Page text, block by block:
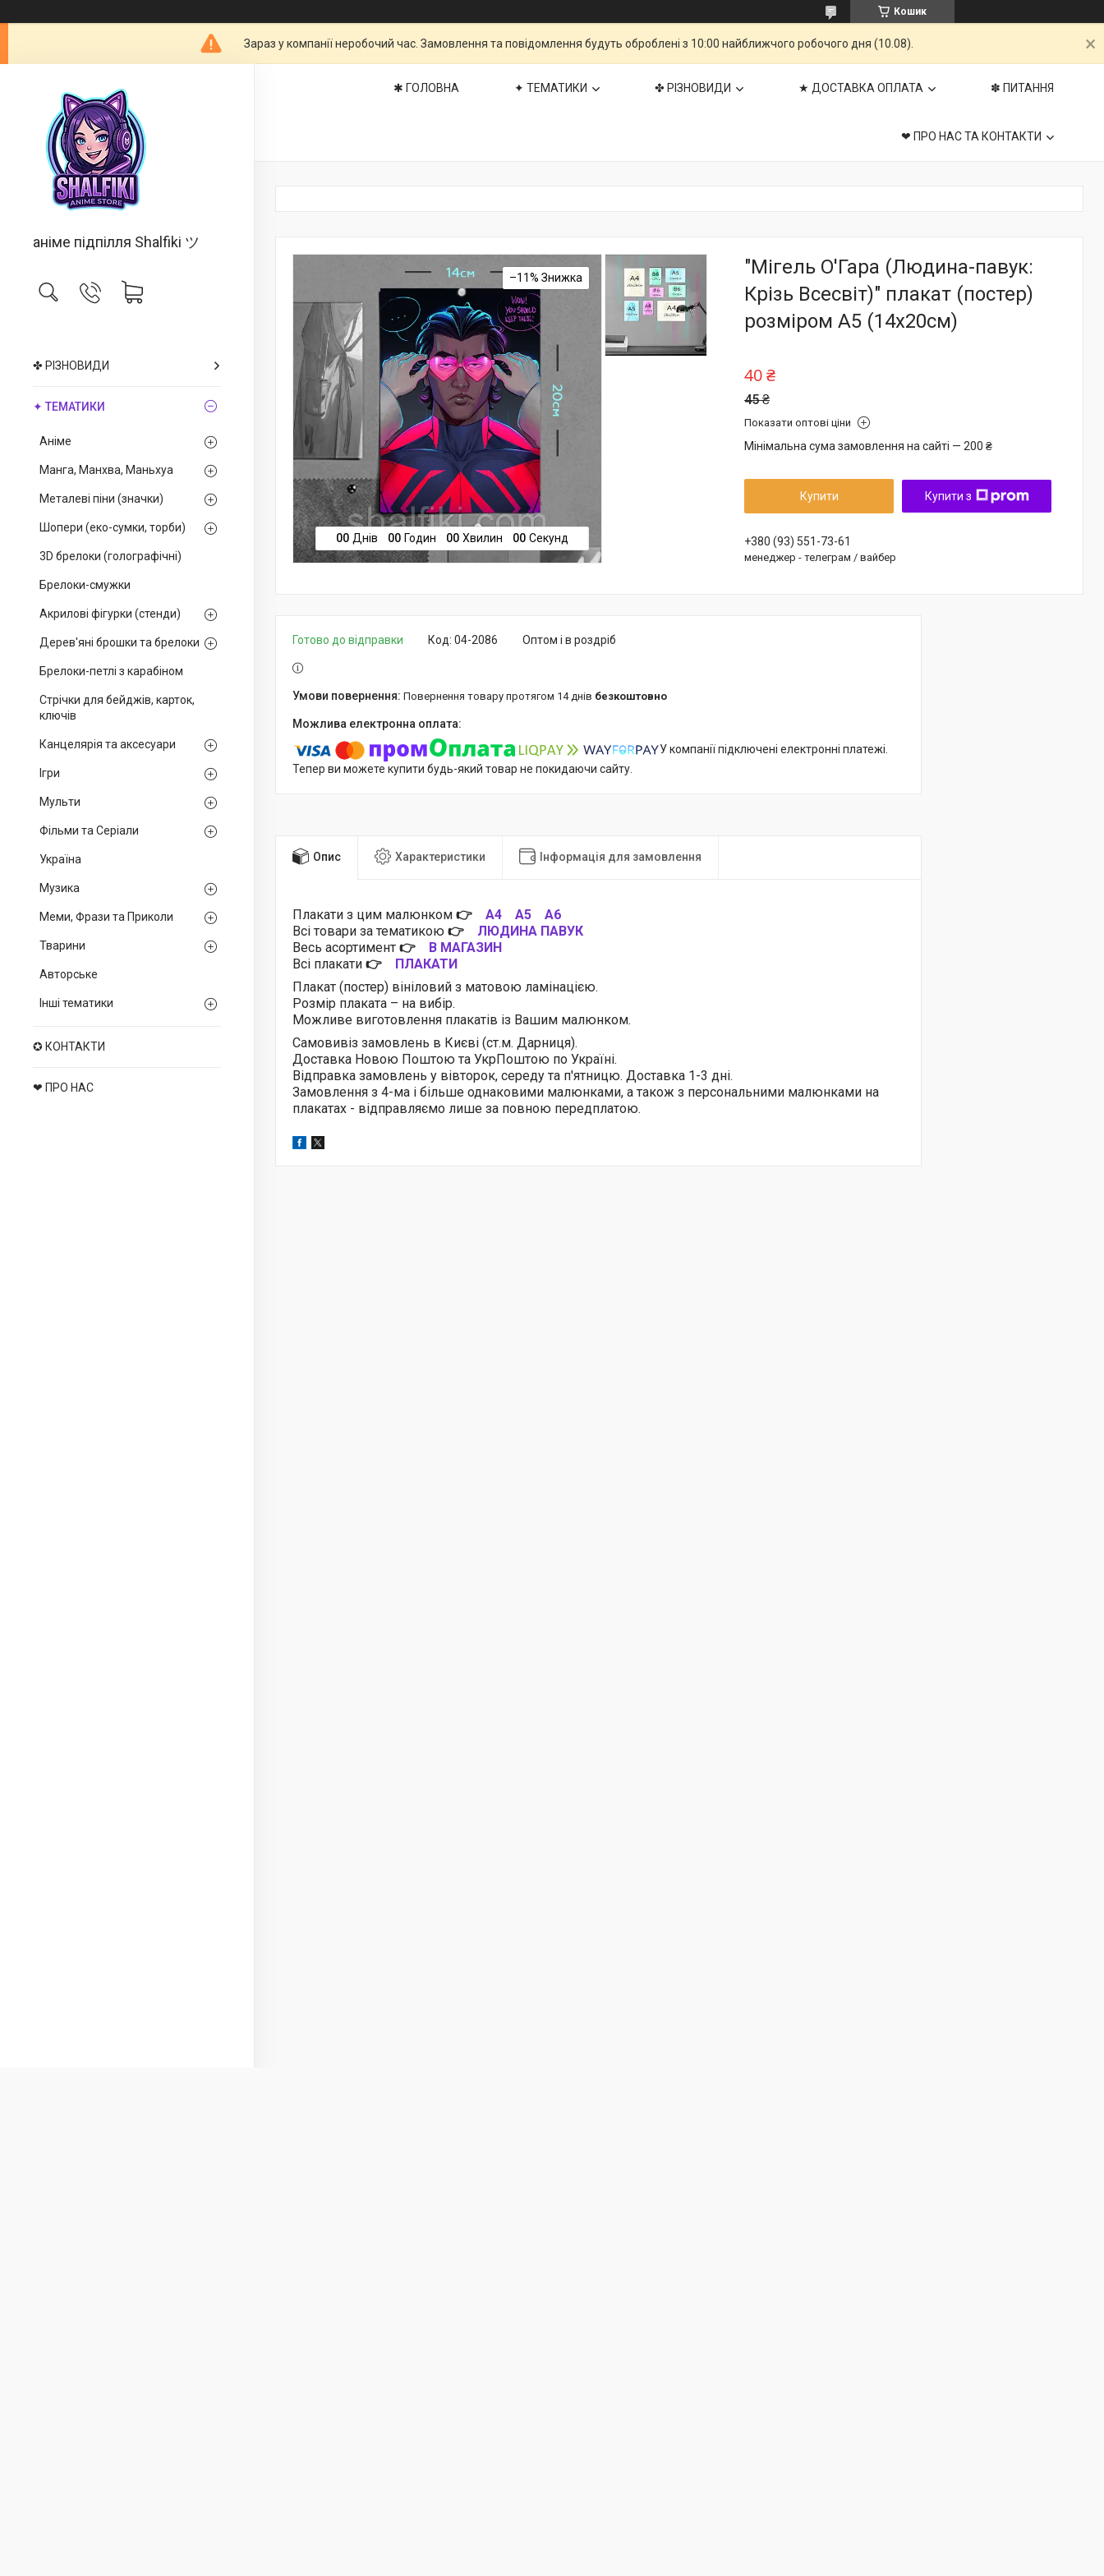
Кошик
Зараз у компанії неробочий час. Замовлення та повідомлення будуть оброблені з 10:00 найближчого робочого дня (10.08).
аніме підпілля Shalfiki ツ
✤ РІЗНОВИДИ
✦ ТЕМАТИКИ
Аніме
Манга, Манхва, Маньхуа
Металеві піни (значки)
Шопери (еко-сумки, торби)
3D брелоки (голографічні)
Брелоки-смужки
Акрилові фігурки (стенди)
Дерев'яні брошки та брелоки
Брелоки-петлі з карабіном
Стрічки для бейджів, карток,
ключів
Канцелярія та аксесуари
Ігри
Мульти
Фільми та Серіали
Україна
Музика
Меми, Фрази та Приколи
Тварини
Авторське
Інші тематики
✪ КОНТАКТИ
❤ ПРО НАС
✱ ГОЛОВНА ✦ ТЕМАТИКИ ✤ РІЗНОВИДИ ★ ДОСТАВКА ОПЛАТА ✽ ПИТАННЯ
❤ ПРО НАС ТА КОНТАКТИ
–11%
00 Днів 00 Годин 00 Хвилин 00 Секунд
"Мігель О'Гара (Людина-павук:
Крізь Всесвіт)" плакат (постер)
розміром А5 (14х20см)
45 ₴
40 ₴
Показати оптові ціни
Мінімальна сума замовлення на сайті — 200 ₴
Купити Купити з
+380 (93) 551-73-61
менеджер - телеграм / вайбер
Готово до відправки Оптом і в роздріб
Код: 04-2086
повернення товару протягом 14 днів безкоштовно
У компанії підключені електронні платежі.
Тепер ви можете купити будь-який товар не покидаючи сайту.
Опис Характеристики Інформація для замовлення
Плакати з цим малюнком 👉 А4 А5
А6
Всі товари за тематикою 👉 ЛЮДИНА ПАВУК
Весь асортимент 👉
В МАГАЗИН
Всі плакати 👉
ПЛАКАТИ
Плакат (постер) вініловий з матовою ламінацією.
Розмір плаката – на вибір.
Можливе виготовлення плакатів із Вашим малюнком.
Самовивіз замовлень в Києві (ст.м. Дарниця).
Доставка Новою Поштою та УкрПоштою по Україні.
Відправка замовлень у вівторок, середу та п'ятницю. Доставка 1-3 дні.
Замовлення з 4-ма і більше однаковими малюнками, а також з персональними малюнками на
плакатах - відправляємо лише за повною передплатою.